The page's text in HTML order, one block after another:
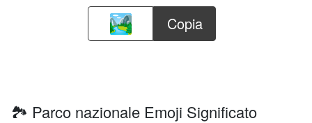
Copia
🏞️ Parco nazionale Emoji Significato